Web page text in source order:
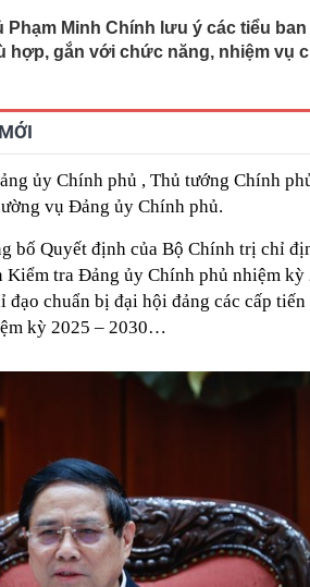
Cross
ngân hàng số
đang triển khai đến đâu?
gần 1,2ha đất tại Long Biên để làm dự án
Zalo và Facebook đang bị theo dõi từ xa
lộ nhiều dấu tích dưới đáy sông ở châu Âu
nguội trong tháng 7, chủ phương tiện nhanh
định 168
Minh Chính lưu ý các tiểu
hợp, gắn với chức năng, nhiệm vụ
ủy Chính phủ , Thủ tướng Chính
vụ Đảng ủy Chính phủ.
bố Quyết định của Bộ Chính trị chỉ
Kiểm tra Đảng ủy Chính phủ nhiệm kỳ
chuẩn bị đại hội đảng các cấp
kỳ 2025 – 2030…